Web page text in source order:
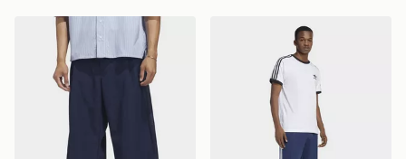
adidas Pantaloni Barrel Originals In Tela
adidas Track Pants